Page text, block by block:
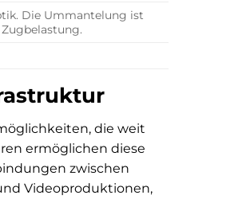
Die Ummantelung ist
die weit
ermöglichen diese
zwischen
Videoproduktionen,